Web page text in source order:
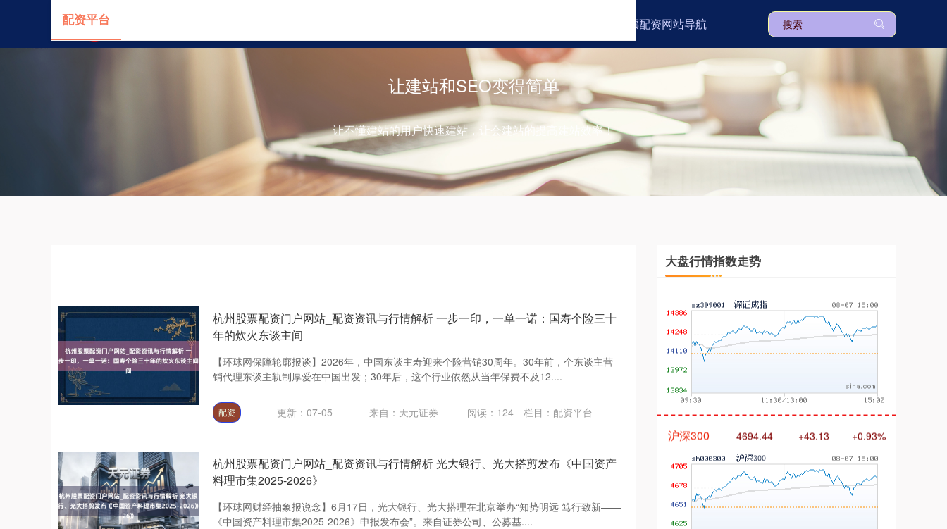
股票配资网站导航
让建站和SEO变得简单
让不懂建站的用户快速建站，让会建站的提高建站效率！
配资平台
杭州股票配资门户网站_配资资讯与行情解析 一步一印，一单一诺：国寿个险三十
年的炊火东谈主间
【环球网保障轮廓报谈】2026年，中国东谈主寿迎来个险营销30周年。30年前，个东谈主营
销代理东谈主轨制厚爱在中国出发；30年后，这个行业依然从当年保费不及12....
配资 更新：07-05 来自：天元证券 阅读： 124 栏目： 配资平台
杭州股票配资门户网站_配资资讯与行情解析 光大银行、光大搭剪发布《中国资产
料理市集2025-2026》
【环球网财经抽象报说念】6月17日，光大银行、光大搭理在北京举办“知势明远 笃行致新——
《中国资产料理市集2025-2026》申报发布会”。来自证券公司、公募基....
大盘行情指数走势
上证综指 3940.04 +39.68 +1.02%
沪深300 4694.44 +43.13 +0.93%